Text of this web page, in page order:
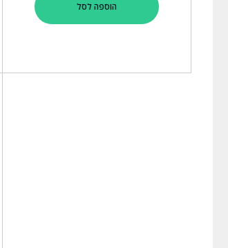
הוספה לסל